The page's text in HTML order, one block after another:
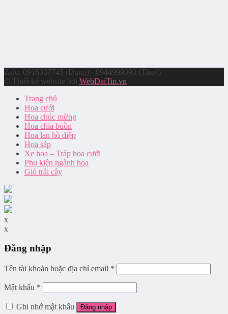
Zalo: 0916337745 (Dung) - 0944999393 (Thuý)
© Thiết kế website bởi WebDaiTin.vn
Trang chủ
Hoa cưới
Hoa chúc mừng
Hoa chia buồn
Hoa lan hồ điệp
Hoa sáp
Xe hoa – Tráp hoa cưới
Phụ kiện ngành hoa
Giỏ trái cây
x
x
Đăng nhập
Tên tài khoản hoặc địa chỉ email *
Mật khẩu *
Ghi nhớ mật khẩu Đăng nhập